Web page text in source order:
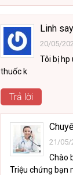
Linh
20/05/
Tôi bị hp
thuốc k
Trả lời
21/05/
Chào
Triệu chứng bạn